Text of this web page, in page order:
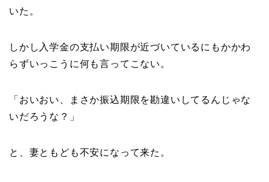
いた。
しかし入学金の支払い期限が近づいているにもかかわ
らずいっこうに何も言ってこない。
「おいおい、まさか振込期限を勘違いしてるんじゃな
いだろうな？」
と、妻ともども不安になって来た。